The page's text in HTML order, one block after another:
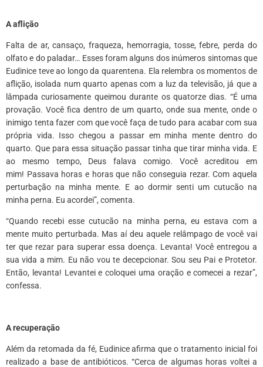
A aflição
Falta de ar, cansaço, fraqueza, hemorragia, tosse, febre, perda do
olfato e do paladar… Esses foram alguns dos inúmeros sintomas que
Eudinice teve ao longo da quarentena. Ela relembra os momentos de
aflição, isolada num quarto apenas com a luz da televisão, já que a
lâmpada curiosamente queimou durante os quatorze dias. “É uma
provação. Você fica dentro de um quarto, onde sua mente, onde o
inimigo tenta fazer com que você faça de tudo para acabar com sua
própria vida. Isso chegou a passar em minha mente dentro do
quarto. Que para essa situação passar tinha que tirar minha vida. E
ao mesmo tempo, Deus falava comigo. Você acreditou em
mim! Passava horas e horas que não conseguia rezar. Com aquela
perturbação na minha mente. E ao dormir senti um cutucão na
minha perna. Eu acordei”, comenta.
“Quando recebi esse cutucão na minha perna, eu estava com a
mente muito perturbada. Mas aí deu aquele relâmpago de você vai
ter que rezar para superar essa doença. Levanta! Você entregou a
sua vida a mim. Eu não vou te decepcionar. Sou seu Pai e Protetor.
Então, levanta! Levantei e coloquei uma oração e comecei a rezar”,
confessa.
A recuperação
Além da retomada da fé, Eudinice afirma que o tratamento inicial foi
realizado a base de antibióticos. “Cerca de algumas horas voltei a